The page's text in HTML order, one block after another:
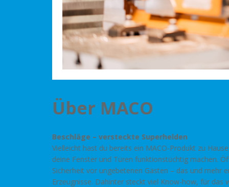
Über MACO
Beschläge – versteckte Superhelden
Vielleicht hast du bereits ein MACO-Produkt zu
deine Fenster und Türen funktionstüchtig machen.
Sicherheit vor ungebetenen Gästen – das und mehr
Erzeugnisse. Dahinter steckt viel Know-how, für das